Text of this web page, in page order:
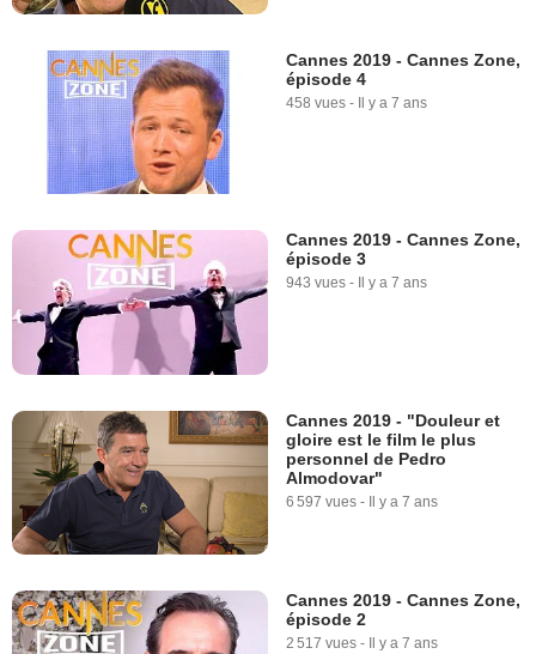
Cannes 2019 - Cannes Zone,
épisode 4
458 vues - Il y a 7 ans
Cannes 2019 - Cannes Zone,
épisode 3
943 vues - Il y a 7 ans
Cannes 2019 - "Douleur et
gloire est le film le plus
personnel de Pedro
Almodovar"
6 597 vues - Il y a 7 ans
Cannes 2019 - Cannes Zone,
épisode 2
2 517 vues - Il y a 7 ans